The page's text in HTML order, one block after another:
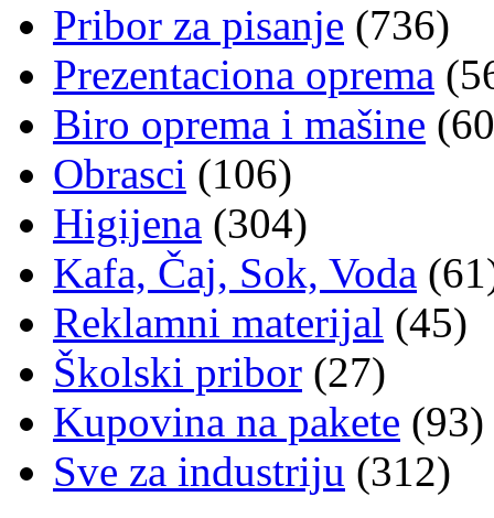
Pribor za pisanje (736)
Prezentaciona oprema
Biro oprema i mašine
Obrasci (106)
Higijena (304)
Kafa, Čaj, Sok, Voda
Reklamni materijal (45)
Školski pribor (27)
Kupovina na pakete (93)
Sve za industriju (312)